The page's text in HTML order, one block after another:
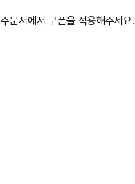
주문서에서 쿠폰을 적용해주세요.